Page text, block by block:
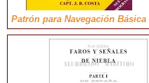
Patrón para Navegación Básica